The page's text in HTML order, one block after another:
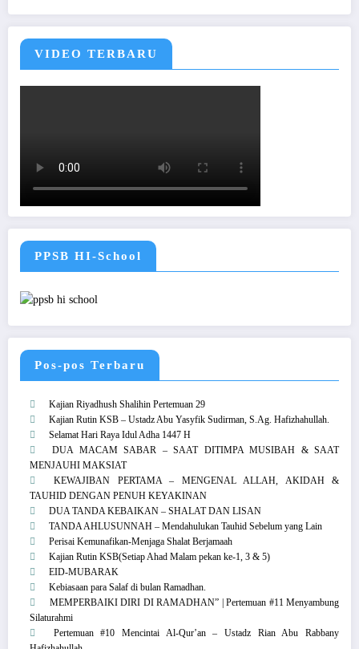
VIDEO TERBARU
PPSB HI-School
Pos-pos Terbaru
Kajian Riyadhush Shalihin Pertemuan 29
Kajian Rutin KSB – Ustadz Abu Yasyfik Sudirman, S.Ag. Hafizhahullah.
Selamat Hari Raya Idul Adha 1447 H
DUA MACAM SABAR – SAAT DITIMPA MUSIBAH & SAAT
MENJAUHI MAKSIAT
KEWAJIBAN PERTAMA – MENGENAL ALLAH, AKIDAH &
TAUHID DENGAN PENUH KEYAKINAN
DUA TANDA KEBAIKAN – SHALAT DAN LISAN
TANDA AHLUSUNNAH – Mendahulukan Tauhid Sebelum yang Lain
Perisai Kemunafikan-Menjaga Shalat Berjamaah
Kajian Rutin KSB(Setiap Ahad Malam pekan ke-1, 3 & 5)
EID-MUBARAK
Kebiasaan para Salaf di bulan Ramadhan.
MEMPERBAIKI DIRI DI RAMADHAN” | Pertemuan #11 Menyambung
Silaturahmi
Pertemuan #10 Mencintai Al-Qur’an – Ustadz Rian Abu Rabbany